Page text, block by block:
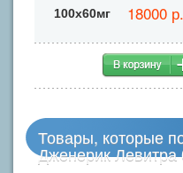
100х60мг 18000 р.
Товары, которые
Дженерик Левитра